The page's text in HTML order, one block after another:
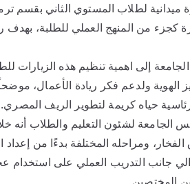
ميدانية لطلاب المستوي الثاني بقسم
كجزء من المنهج العملي للطلبة، بهدف
إلى اهمية تنظيم هذه الزيارات
الهوية ولدعم فكر ريادة الأعمال،
حياه كريمة لتطوير الريف المصري.
الجامعة لشئون التعليم والطلاب أنه
ومراحله المختلفة بدءًا من
الي جانب التدريب العملي على استخدام